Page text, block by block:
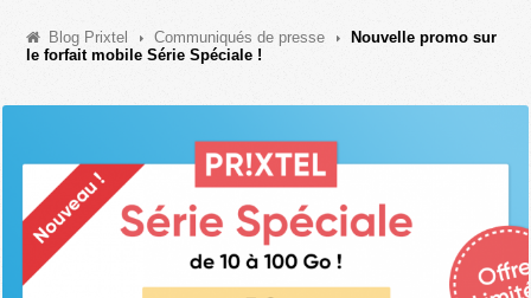
Blog Prixtel Communiqués de presse
Nouvelle promo sur
le forfait mobile Série Spéciale !